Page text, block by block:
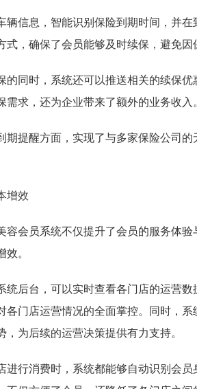
辆信息，智能识别保险到期时间，并
，确保了会员能够及时续保，避免因
的同时，系统还可以推送相关的续保
求，还为企业带来了额外的业务收入
期提醒方面，实现了与多家保险公司
增效
容会员系统不仅提升了会员的服务体
。
统后台，可以实时查看各门店的运营
各门店运营情况的全面掌控。同时，
为后续的运营决策提供有力支持。
进行消费时，系统都能够自动识别会